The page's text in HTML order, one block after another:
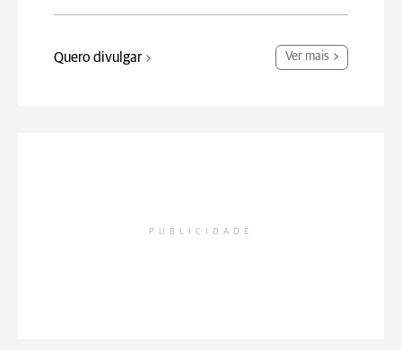
Quero divulgar Ver mais
PUBLICIDADE